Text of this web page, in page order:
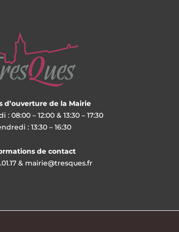
d’ouverture de la Mairie
: 08:00 – 12:00 & 13:30 – 17:30
: 13:30 – 16:30
de contact
& mairie@tresques.fr